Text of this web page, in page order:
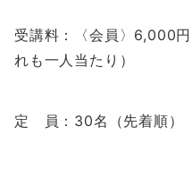
受講料：〈会員〉6,000
れも一人当たり）
定 員：30名（先着順）